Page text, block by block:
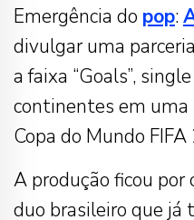
Emergência do pop:
divulgar uma
a faixa “Goals”,
continentes em uma
Copa do Mundo
A produção ficou por
duo brasileiro que já